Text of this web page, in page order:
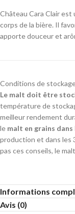
Château Cara Clair
corps de la bière. Il
apporte douceur et
Conditions de
Le malt doit être
température de
meilleur rendement
le malt en grains dans
production et dans les
pas ces conseils, le
Informations
Avis (0)